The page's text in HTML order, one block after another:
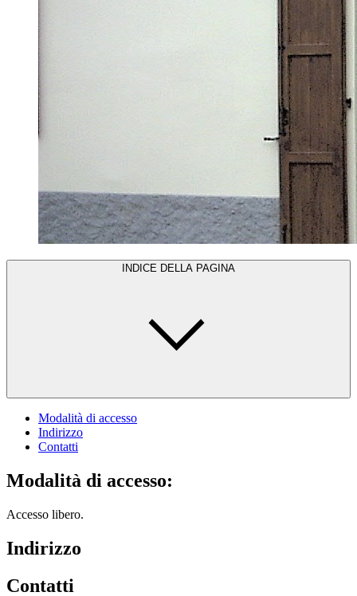
INDICE DELLA PAGINA
Modalità di accesso
Indirizzo
Contatti
Modalità di accesso:
Accesso libero.
Indirizzo
Contatti